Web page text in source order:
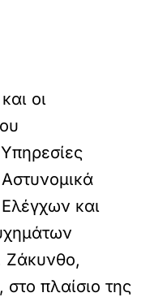
οι
και
πλαίσιο της